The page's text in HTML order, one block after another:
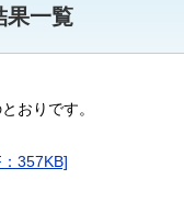
一覧
おりです。
357KB]